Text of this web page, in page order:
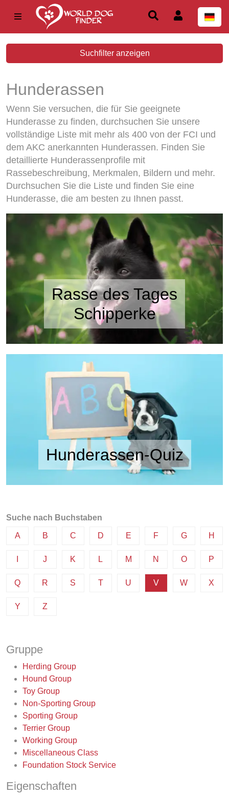
Suchfilter anzeigen
Hunderassen
Wenn Sie versuchen, die für Sie geeignete
Hunderasse zu finden, durchsuchen Sie unsere
vollständige Liste mit mehr als 400 von der FCI und
dem AKC anerkannten Hunderassen. Finden Sie
detaillierte Hunderassenprofile mit
Rassebeschreibung, Merkmalen, Bildern und mehr.
Durchsuchen Sie die Liste und finden Sie eine
Hunderasse, die am besten zu Ihnen passt.
Rasse des Tages
Schipperke
Hunderassen-Quiz
Suche nach Buchstaben
A B C D E F G H
J K L M N O P
Q R S T U V W X
Y Z
Gruppe
Herding Group
Hound Group
Toy Group
Non-Sporting Group
Sporting Group
Terrier Group
Working Group
Miscellaneous Class
Foundation Stock Service
Eigenschaften